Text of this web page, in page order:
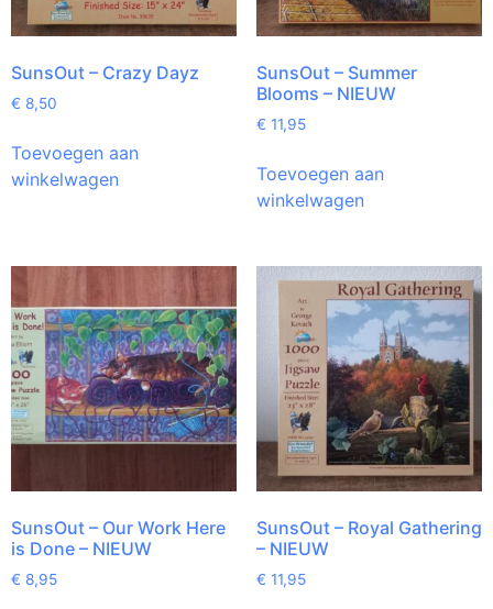
SunsOut – Crazy Dayz
€ 8,50
Toevoegen aan
winkelwagen
SunsOut – Summer
Blooms – NIEUW
€ 11,95
Toevoegen aan
winkelwagen
SunsOut – Our Work Here
is Done – NIEUW
€ 8,95
SunsOut – Royal Gathering
– NIEUW
€ 11,95